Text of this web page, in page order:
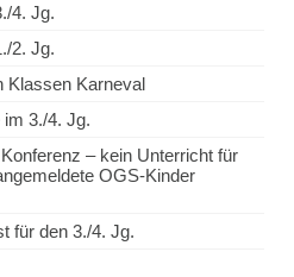
4. Jg.
2. Jg.
Klassen Karneval
3./4. Jg.
– kein Unterricht für
OGS-Kinder
für den 3./4. Jg.